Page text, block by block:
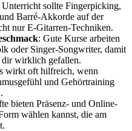
Unterricht sollte Fingerpicking,
Barré-Akkorde auf der
nur E-Gitarren-Techniken.
: Gute Kurse arbeiten
oder Singer-Songwriter, damit
dir wirklich gefallen.
wirkt oft hilfreich, wenn
und Gehörtraining
bieten Präsenz- und Online-
wählen kannst, die am